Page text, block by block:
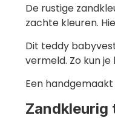
De rustige
zachte kleuren.
Dit teddy
vermeld. Zo kun
Een
Zandkleurig